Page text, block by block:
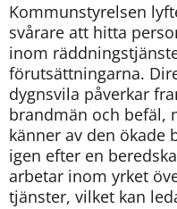
Kommunstyrelsen
svårare att hitta
inom
förutsättningarna.
dygnsvila påverkar
brandmän och befäl,
känner av den ökade
igen efter en
arbetar inom yrket
tjänster, vilket kan